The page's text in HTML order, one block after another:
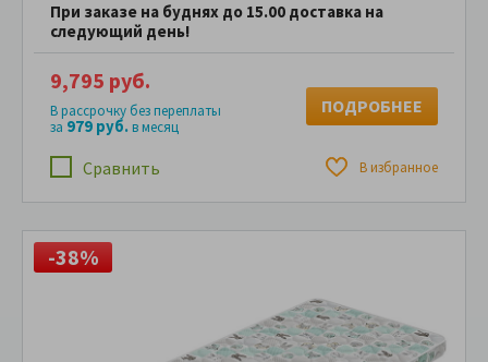
При заказе на буднях до 15.00 доставка на
следующий день!
Сравнить В избранное
9,795 руб.
В рассрочку без переплаты
за 979 руб.в месяц
ПОДРОБНЕЕ
-38%